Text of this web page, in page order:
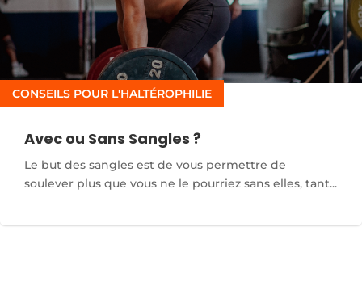
Avec ou Sans Sangles ?
CONSEILS POUR L'HALTÉROPHILIE
Le but des sangles est de vous permettre de
soulever plus que vous ne le pourriez sans elles, tant...